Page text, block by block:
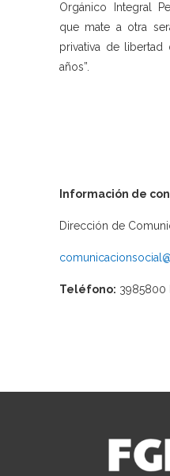
Orgánico Integral
que mate a otra
privativa de libertad
años”.
Información de
Dirección de
Teléfono: 3985800